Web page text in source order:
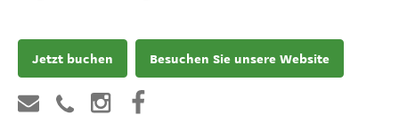
Jetzt buchen Besuchen Sie unsere Website